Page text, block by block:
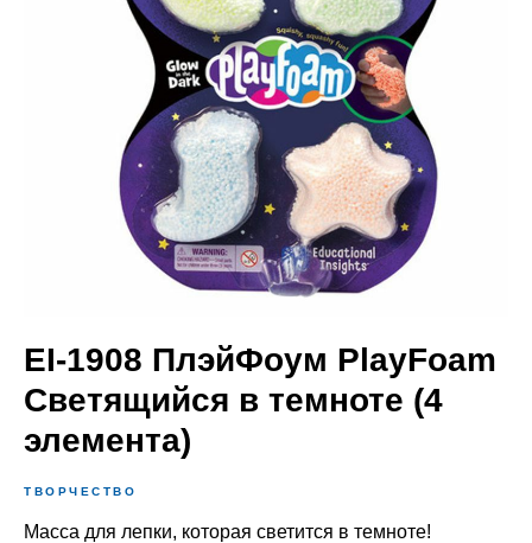
EI-1908 ПлэйФоум PlayFoam
Светящийся в темноте (4
элемента)
ТВОРЧЕСТВО
Масса для лепки, которая светится в темноте!